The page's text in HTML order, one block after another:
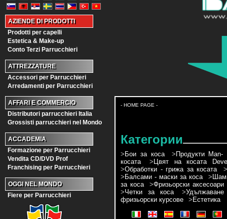
AZIENDE DI PRODOTTI
Prodotti per capelli
Estetica & Make-up
Conto Terzi Parrucchieri
ATTREZZATURE
Accessori per Parrucchieri
Arredamenti per Parrucchieri
AFFARI E COMMERCIO
Distributori parrucchieri Italia
Grossisti parrucchieri nel Mondo
ACCADEMIA
Formazione per Parrucchieri
Vendita CD/DVD Prof
Franchising per Parrucchieri
OGGI NEL MONDO
Fiere per Parrucchieri
- HOME PAGE -
Категории
> Бои за коса > Продукти Man-
косата
> Цвят на косата
>Обработки - грижа за косата
> Балсами - маски за коса >
за коса
>Фризьорски аксесоари
>Четки за коса >
фризьорски курсове
> Естетика